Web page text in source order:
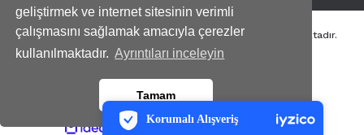
geliştirmek ve internet sitesinin verimli
çalışmasını sağlamak amacıyla çerezler
kullanılmaktadır. Ayrıntıları inceleyin
Tamam
Korumalı Alışveriş
7/24 Canlı Destek
iyzico Korumalı Alışveriş
Tüm kredi kartı bilgileriniz 256bit SSL Sertifikası ile korunmaktadır.
Genispencere.com Tüm Hakları Saklıdır.
ideasoft e- ile